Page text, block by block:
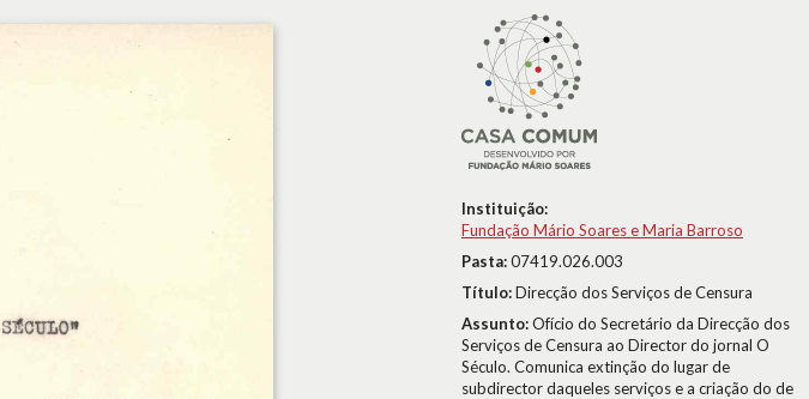
Instituição:
Fundação Mário Soares e Maria Barroso
Pasta:07419.026.003
Título:Direcção dos Serviços de Censura
Assunto:Ofício do Secretário da Direcção dos
Serviços de Censura ao Director do jornal O
Século. Comunica extinção do lugar de
subdirector daqueles serviços e a criação do de